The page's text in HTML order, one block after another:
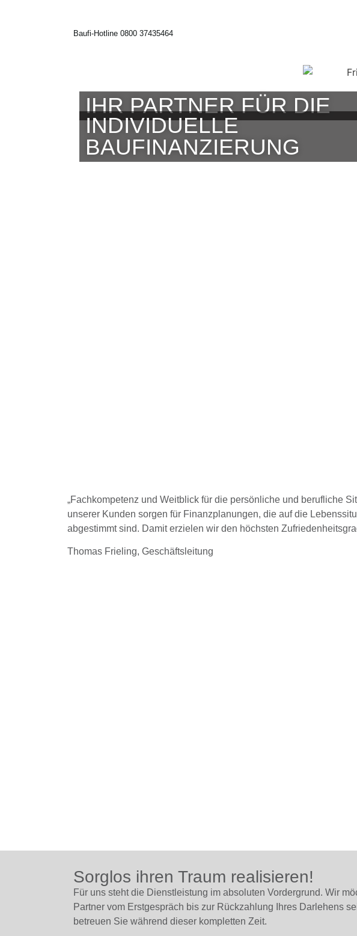
Baufi-Hotline 0800 37435464
IHR PARTNER FÜR DIE
INDIVIDUELLE
BAUFINANZIERUNG
„Fachkompetenz und Weitblick für die persönliche und berufliche
unserer Kunden sorgen für Finanzplanungen, die auf die
abgestimmt sind. Damit erzielen wir den höchsten
Thomas Frieling, Geschäftsleitung
Sorglos ihren Traum realisieren!
Für uns steht die Dienstleistung im absoluten Vordergrund. Wir
Partner vom Erstgespräch bis zur Rückzahlung Ihres Darlehens
betreuen Sie während dieser kompletten Zeit.